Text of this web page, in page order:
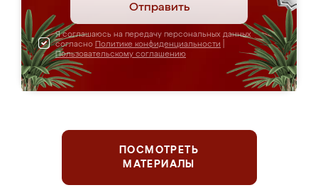
Отправить
Я соглашаюсь на передачу персональных данных
согласно Политике конфиденциальности
Пользовательскому соглашению
ПОСМОТРЕТЬ
МАТЕРИАЛЫ